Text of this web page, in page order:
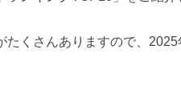
たくさんありますので、